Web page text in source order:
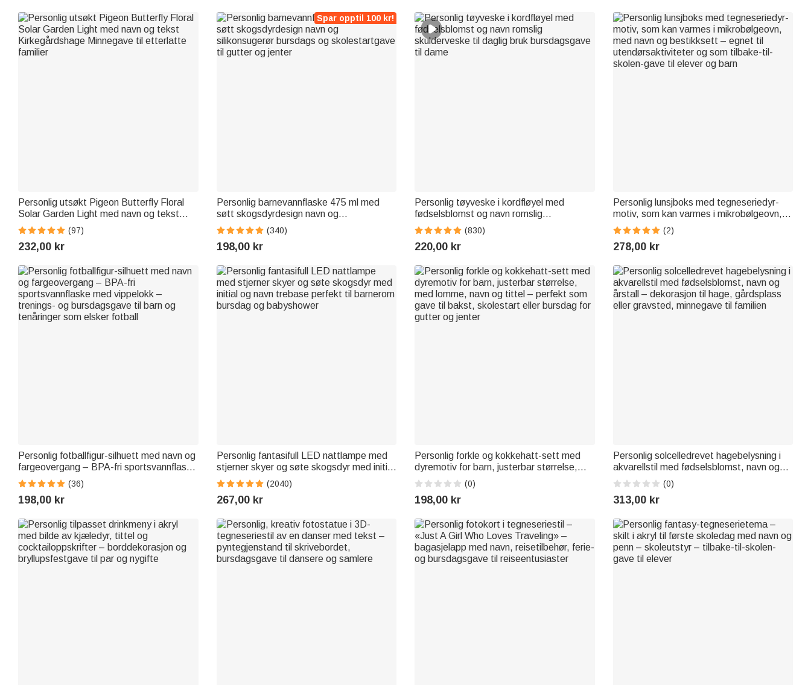
Personlig utsøkt Pigeon Butterfly Floral
Solar Garden Light med navn og tekst
Kirkegårdshage Minnegave til etterlatte
familier
(97)
232,00 kr
Spar opptil 100 kr!
Personlig barnevannflaske 475 ml med
søtt skogsdyrdesign navn og
silikonsugerør bursdags og skolestartgave
til gutter og jenter
(340)
198,00 kr
Personlig tøyveske i kordfløyel med
fødselsblomst og navn romslig
skulderveske til daglig bruk bursdagsgave
til dame
(830)
220,00 kr
Personlig lunsjboks med tegneseriedyr-
motiv, som kan varmes i mikrobølgeovn,
med navn og bestikksett – egnet til
utendørsaktiviteter og som tilbake-til-
skolen-gave til elever og barn
(2)
278,00 kr
Personlig fotballfigur-silhuett med navn og
fargeovergang – BPA-fri sportsvannflaske
med vippelokk – trenings- og
bursdagsgave til barn og tenåringer som
elsker fotball
(36)
198,00 kr
Personlig fantasifull LED nattlampe med
stjerner skyer og søte skogsdyr med initial
og navn trebase perfekt til barnerom
bursdag og babyshower
(2040)
267,00 kr
Personlig forkle og kokkehatt-sett med
dyremotiv for barn, justerbar størrelse,
med lomme, navn og tittel – perfekt som
gave til bakst, skolestart eller bursdag for
gutter og jenter
(0)
198,00 kr
Personlig solcelledrevet hagebelysning i
akvarellstil med fødselsblomst, navn og
årstall – dekorasjon til hage, gårdsplass
eller gravsted, minnegave til familien
(0)
313,00 kr